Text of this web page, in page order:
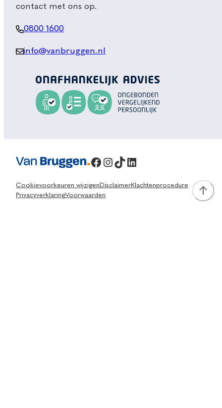
contact met ons op.
0800 1600
info@vanbruggen.nl
Facebook
Instagram
TikTok
LinkedIn
Cookievoorkeuren wijzigen DisclaimerKlachtenprocedure
PrivacyverklaringVoorwaarden